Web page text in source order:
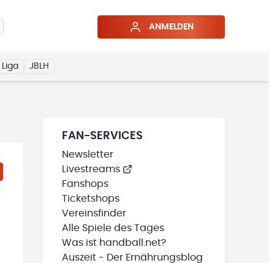
ANMELDEN
Liga JBLH
WIRD GELADEN
TEAMS“ HINZUFÜGEN
FAN-SERVICES
Newsletter
Livestreams
Fanshops
Ticketshops
Vereinsfinder
Alle Spiele des Tages
Was ist handball.net?
Auszeit - Der Ernährungsblog